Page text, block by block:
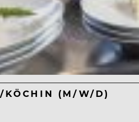
KÖCHIN (M/W/D)